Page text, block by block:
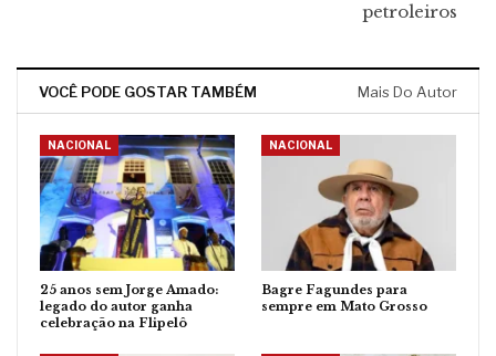
petroleiros
VOCÊ PODE GOSTAR TAMBÉM Mais Do Autor
NACIONAL
25 anos sem Jorge Amado:
legado do autor ganha
celebração na Flipelô
NACIONAL
Bagre Fagundes para
sempre em Mato Grosso